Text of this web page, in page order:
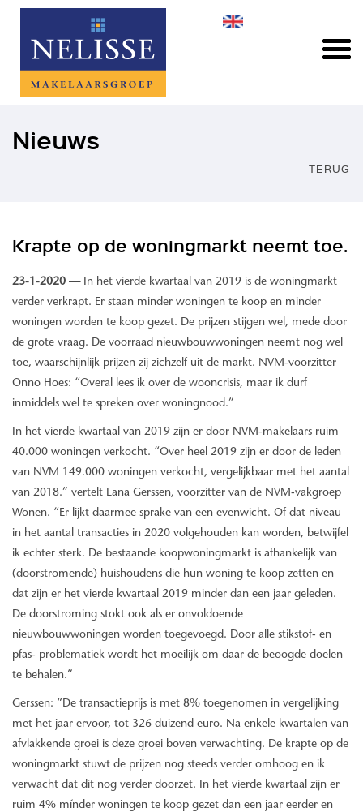
Nieuws
TERUG
Krapte op de woningmarkt neemt toe.
23-1-2020 — In het vierde kwartaal van 2019 is de woningmarkt
verder verkrapt. Er staan minder woningen te koop en minder
woningen worden te koop gezet. De prijzen stijgen wel, mede door
de grote vraag. De voorraad nieuwbouwwoningen neemt nog wel
toe, waarschijnlijk prijzen zij zichzelf uit de markt. NVM-voorzitter
Onno Hoes: “Overal lees ik over de wooncrisis, maar ik durf
inmiddels wel te spreken over woningnood.”
In het vierde kwartaal van 2019 zijn er door NVM-makelaars ruim
40.000 woningen verkocht. “Over heel 2019 zijn er door de leden
van NVM 149.000 woningen verkocht, vergelijkbaar met het aantal
van 2018.” vertelt Lana Gerssen, voorzitter van de NVM-vakgroep
Wonen. “Er lijkt daarmee sprake van een evenwicht. Of dat niveau
in het aantal transacties in 2020 volgehouden kan worden, betwijfel
ik echter sterk. De bestaande koopwoningmarkt is afhankelijk van
(doorstromende) huishoudens die hun woning te koop zetten en
dat zijn er het vierde kwartaal 2019 minder dan een jaar geleden.
De doorstroming stokt ook als er onvoldoende
nieuwbouwwoningen worden toegevoegd. Door alle stikstof- en
pfas- problematiek wordt het moeilijk om daar de beoogde doelen
te behalen.”
Gerssen: “De transactieprijs is met 8% toegenomen in vergelijking
met het jaar ervoor, tot 326 duizend euro. Na enkele kwartalen van
afvlakkende groei is deze groei boven verwachting. De krapte op de
woningmarkt stuwt de prijzen nog steeds verder omhoog en ik
verwacht dat dit nog verder doorzet. In het vierde kwartaal zijn er
ruim 4% mínder woningen te koop gezet dan een jaar eerder en